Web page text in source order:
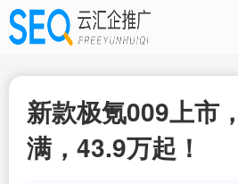
新款极氪009上市
满，43.9万起！